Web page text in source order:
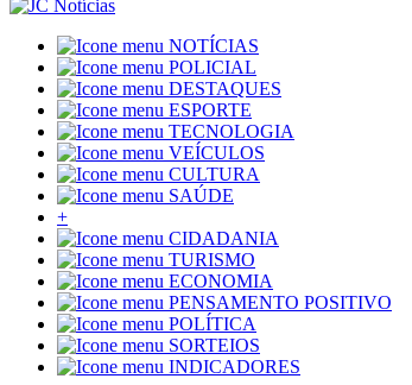
NOTÍCIAS
POLICIAL
DESTAQUES
ESPORTE
TECNOLOGIA
VEÍCULOS
CULTURA
SAÚDE
+
CIDADANIA
TURISMO
ECONOMIA
PENSAMENTO POSITIVO
POLÍTICA
SORTEIOS
INDICADORES